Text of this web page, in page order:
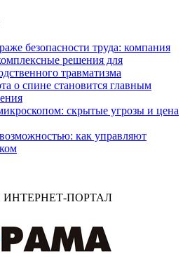
безопасности труда: компания
решения для
травматизма
о спине становится главным
скрытые угрозы и цена
как управляют
ПОРТАЛ